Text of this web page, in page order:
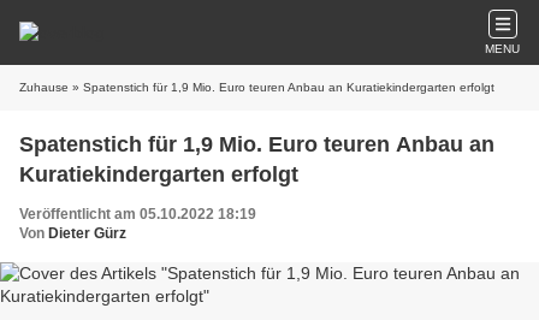
MENU
Zuhause » Spatenstich für 1,9 Mio. Euro teuren Anbau an Kuratiekindergarten erfolgt
Spatenstich für 1,9 Mio. Euro teuren Anbau an
Kuratiekindergarten erfolgt
Veröffentlicht am 05.10.2022 18:19
Von Dieter Gürz